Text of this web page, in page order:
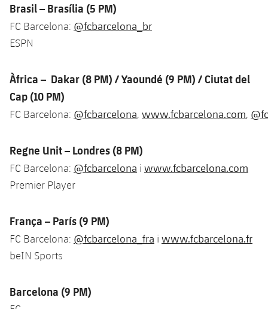
Classificació
Actualitat
Calendari
Resultats
Fotos
Voleibol
plusicon
més
Voleibol masculí
Voleibol femení
Apunta't a les amateurs
Carnet de l'Esportista Amateur
PLUSICON
MÉS
League of Legends
VALORANT Rising
VALORANT Game Changers
Brasil – Brasília (5 PM)
FC Barcelona: @fcbarcelona_br
ESPN
Àfrica – Dakar (8 PM) / Yaoundé (9 PM) / Ciutat del
Cap (10 PM)
FC Barcelona: @fcbarcelona, www.fcbarcelona.com,
Regne Unit – Londres (8 PM)
FC Barcelona: @fcbarcelona i www.fcbarcelona.com
Premier Player
França – París (9 PM)
FC Barcelona: @fcbarcelona_fra i www.fcbarcelona.fr
beIN Sports
Barcelona (9 PM)